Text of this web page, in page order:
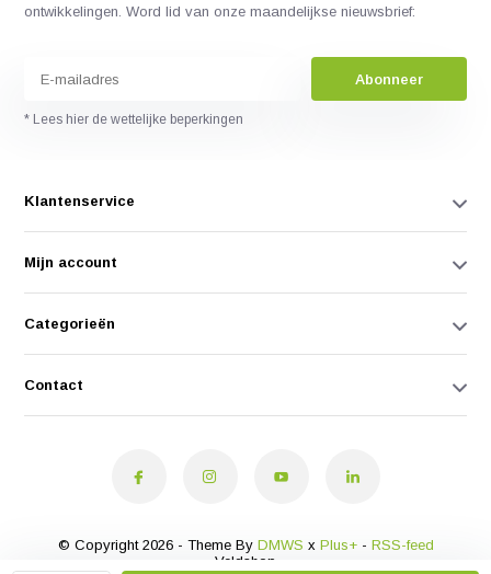
ontwikkelingen. Word lid van onze maandelijkse nieuwsbrief:
Abonneer
* Lees hier de wettelijke beperkingen
Klantenservice
Mijn account
Categorieën
Contact
© Copyright 2026 - Theme By DMWS x Plus+- RSS-feed
Veldshop